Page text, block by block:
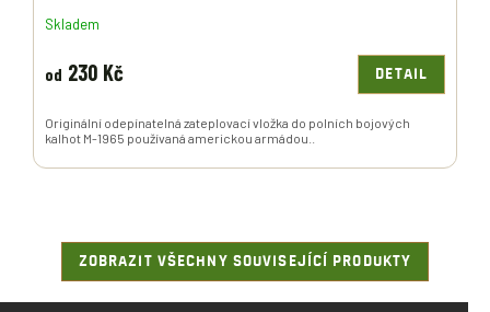
Skladem
od 230 Kč DETAIL
Originální odepínatelná zateplovací vložka do polních bojových
kalhot M-1965 používaná americkou armádou..
ZOBRAZIT VŠECHNY SOUVISEJÍCÍ PRODUKTY